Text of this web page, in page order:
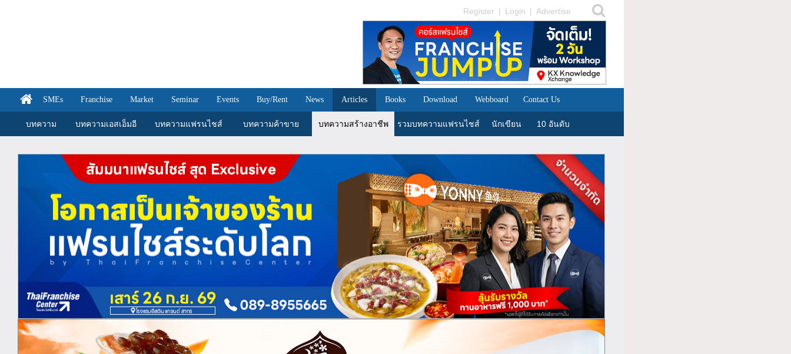
Register | Login | Advertise
SMEs Franchise Market Seminar Events Buy/Rent News Articles Books Download Webboard Contact Us
บทความ บทความเอสเอ็มอี บทความแฟรนไชส์ บทความค้าขาย บทความสร้างอาชีพ รวมบทความแฟรนไชส์ นักเขียน 10 อันดับ